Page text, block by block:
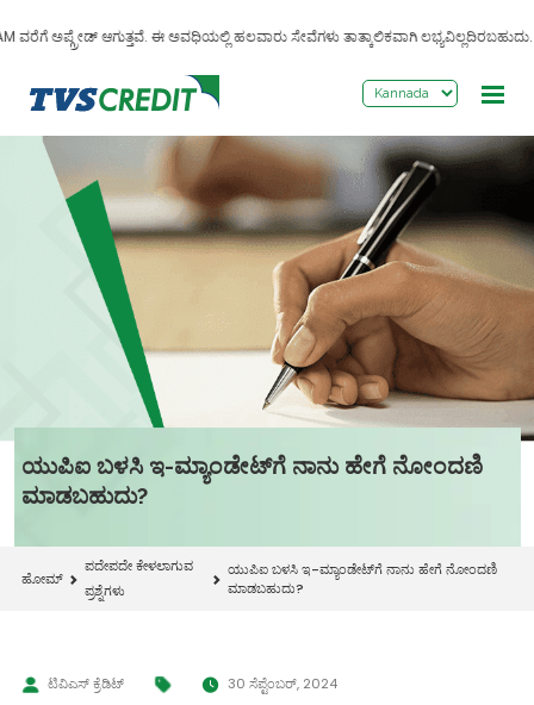
ಅಪ್ಗ್ರೇಡ್ ಆಗುತ್ತವೆ. ಈ ಅವಧಿಯಲ್ಲಿ ಹಲವಾರು ಸೇವೆಗಳು ತಾತ್ಕಾಲಿಕವಾಗಿ ಲಭ್ಯವಿಲ್ಲದಿರಬಹುದು.
ಯುಪಿಐ ಬಳಸಿ ಇ-ಮ್ಯಾಂಡೇಟ್‌ಗೆ ನಾನು ಹೇಗೆ ನೋಂದಣಿ
ಮಾಡಬಹುದು?
ಹೋಮ್
ಪದೇಪದೇ ಕೇಳಲಾಗುವ
ಪ್ರಶ್ನೆಗಳು
ಯುಪಿಐ ಬಳಸಿ ಇ-ಮ್ಯಾಂಡೇಟ್‌ಗೆ ನಾನು ಹೇಗೆ ನೋಂದಣಿ
ಮಾಡಬಹುದು?
ಟಿವಿಎಸ್ ಕ್ರೆಡಿಟ್ 30 ಸೆಪ್ಟೆಂಬರ್, 2024